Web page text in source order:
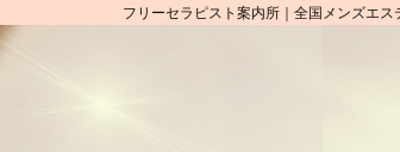
フリーセラピスト案内所｜全国メンズエス